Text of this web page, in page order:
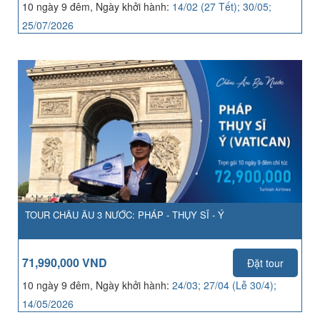
10 ngày 9 đêm, Ngày khởi hành: 14/02 (27 Tết); 30/05;
25/07/2026
TOUR CHÂU ÂU 3 NƯỚC: PHÁP - THỤY SĨ - Ý
71,990,000 VND
Đặt tour
10 ngày 9 đêm, Ngày khởi hành: 24/03; 27/04 (Lễ 30/4);
14/05/2026